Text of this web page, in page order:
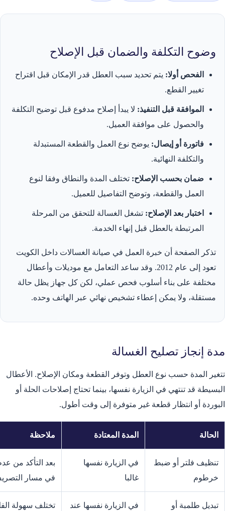
وضوح التكلفة والضمان قبل الإصلاح
الفحص أولا: يتم تحديد سبب العطل قدر الإمكان قبل اقتراح
تغيير القطع.
الموافقة قبل التنفيذ: لا يبدأ إصلاح مدفوع قبل توضيح التكلفة
والحصول على موافقة العميل.
فاتورة أو إيصال: يوضح نوع العمل والقطعة المستبدلة
والتكلفة النهائية.
ضمان بحسب الإصلاح: تختلف المدة والنطاق وفقا لنوع
العمل والقطعة، وتوضح التفاصيل للعميل.
اختبار بعد الإصلاح: تشغل الغسالة للتحقق من المرحلة
المرتبطة بالعطل قبل إنهاء الخدمة.
تذكر الصفحة أن خبرة العمل في صيانة الغسالات داخل الكويت
تعود إلى عام 2012. وقد ساعد التعامل مع موديلات وأعطال
مختلفة على بناء أسلوب فحص عملي، لكن كل جهاز يظل حالة
مستقلة، ولا يمكن إعطاء تشخيص نهائي عبر الهاتف وحده.
مدة إنجاز تصليح الغسالة
تتغير المدة حسب نوع العطل وتوفر القطعة ومكان الإصلاح. الأعطال
البسيطة قد تنتهي في الزيارة نفسها، بينما تحتاج إصلاحات الحلة أو
البوردة أو انتظار قطعة غير متوفرة إلى وقت أطول.
الحالة المدة المعتادة ملاحظة
تنظيف فلتر أو ضبط
خرطوم
في الزيارة نفسها
غالبا
بعد التأكد من
في مسار
تبديل طلمبة أو
في الزيارة نفسها عند
تختلف سهولة